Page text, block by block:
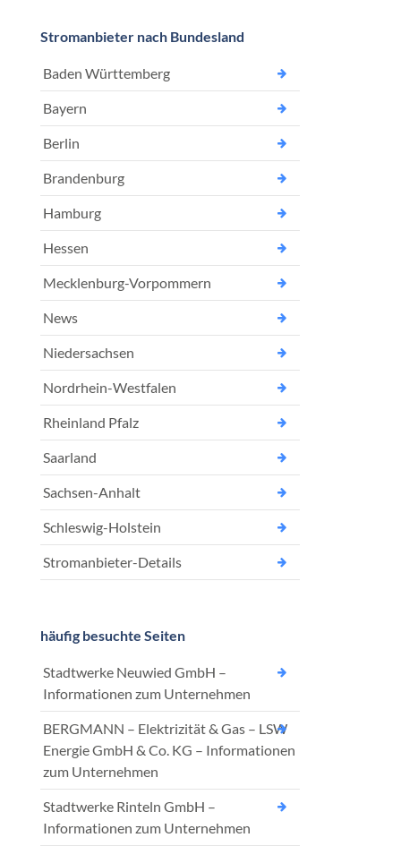
Stromanbieter nach Bundesland
Baden Württemberg
Bayern
Berlin
Brandenburg
Hamburg
Hessen
Mecklenburg-Vorpommern
News
Niedersachsen
Nordrhein-Westfalen
Rheinland Pfalz
Saarland
Sachsen-Anhalt
Schleswig-Holstein
Stromanbieter-Details
häufig besuchte Seiten
Stadtwerke Neuwied GmbH –
Informationen zum Unternehmen
BERGMANN – Elektrizität & Gas – LSW
Energie GmbH & Co. KG – Informationen
zum Unternehmen
Stadtwerke Rinteln GmbH –
Informationen zum Unternehmen